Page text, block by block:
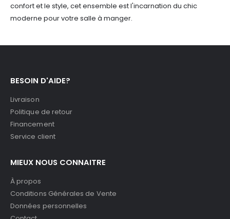
confort et le style, cet ensemble est l'incarnation du chic
moderne pour votre salle à manger.
BESOIN D'AIDE?
Livraison
Politique de retour
Financement
Service client
MIEUX NOUS CONNAITRE
À propos
Conditions Générales de Vente
Données personnelles